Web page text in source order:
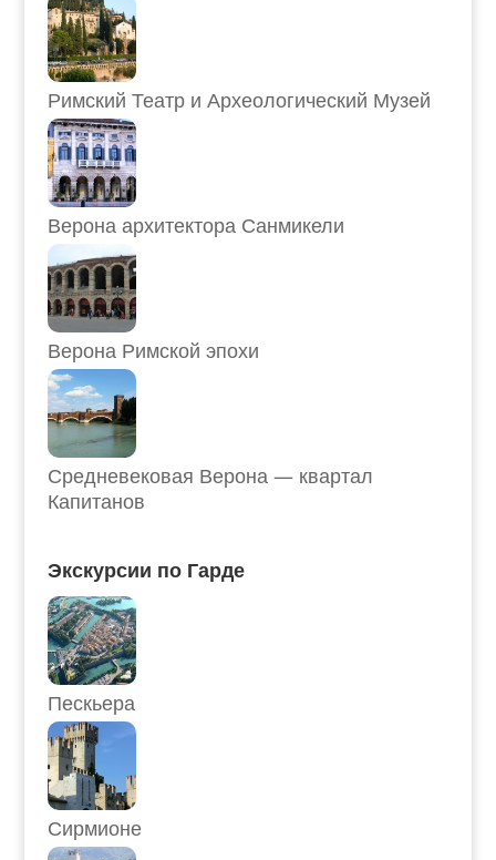
Римский Театр и Археологический Музей
Верона архитектора Санмикели
Верона Римской эпохи
Средневековая Верона — квартал
Капитанов
Экскурсии по Гарде
Пескьера
Сирмионе